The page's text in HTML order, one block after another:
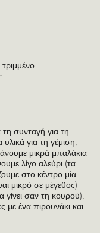
συνταγή για τη
για τη γέμιση.
μικρά μπαλάκια
λίγο αλεύρι (τα
στο κέντρο μία
μικρό σε μέγεθος)
γίνει σαν τη κουρού).
με ένα πιρουνάκι και